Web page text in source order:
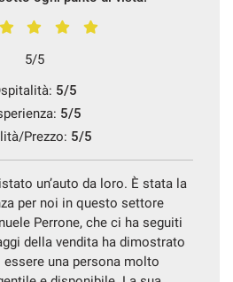
5/5
5/5
5/5
Prezzo: 5/5
un’auto da loro. È stata la
per noi in questo settore
Perrone, che ci ha seguiti
della vendita ha dimostrato
una persona molto